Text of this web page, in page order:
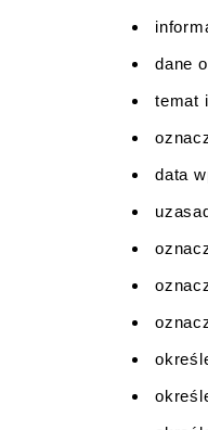
dane
temat
data